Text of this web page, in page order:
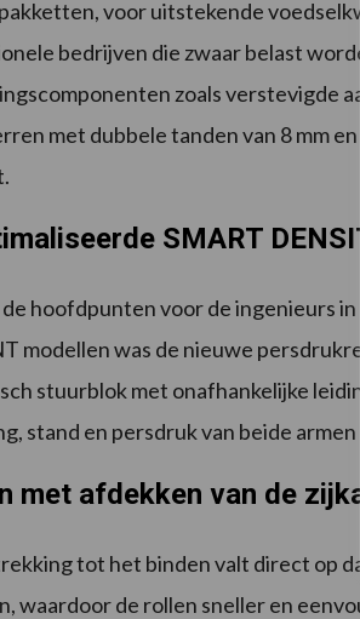
voor uitstekende
bedrijven die zwaar belast
zoals verstevigde
met dubbele tanden van 8 mm
SMART
de hoofdpunten voor de ingenieurs
modellen was de nieuwe
stuurblok met onafhankelijke
stand en persdruk van beide
met afdekken van de
tot het binden valt direct op
waardoor de rollen sneller en